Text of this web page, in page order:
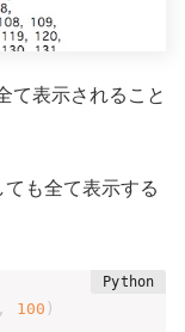
て表示されること
も全て表示する
, 100 )